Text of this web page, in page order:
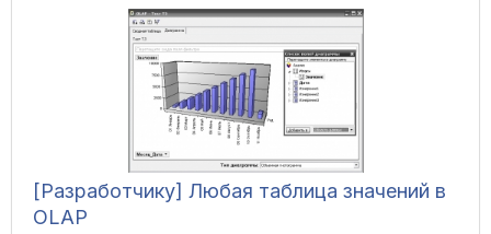
[Разработчику] Любая таблица значений в
OLAP